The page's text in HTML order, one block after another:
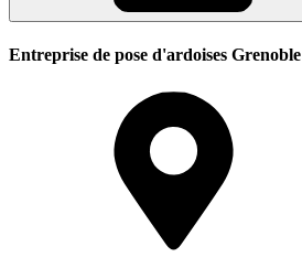
Entreprise de pose d'ardoises